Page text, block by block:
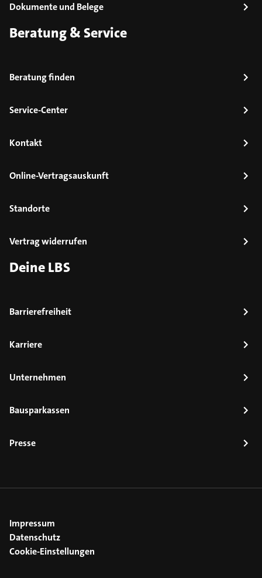
Dokumente und Belege
Beratung & Service
Beratung finden
Service-Center
Kontakt
Online-Vertragsauskunft
Standorte
Vertrag widerrufen
Deine LBS
Barrierefreiheit
Karriere
Unternehmen
Bausparkassen
Presse
Impressum
Datenschutz
Cookie-Einstellungen